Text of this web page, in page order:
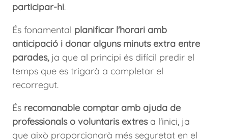
participar-hi.
És fonamental planificar l'horari amb
anticipació i donar alguns minuts extra entre
parades,ja que al principi és difícil predir el
temps que es trigarà a completar el
recorregut.
És recomanable comptar amb ajuda de
professionals o voluntaris extresa l'inici, ja
que això proporcionarà més seguretat en el